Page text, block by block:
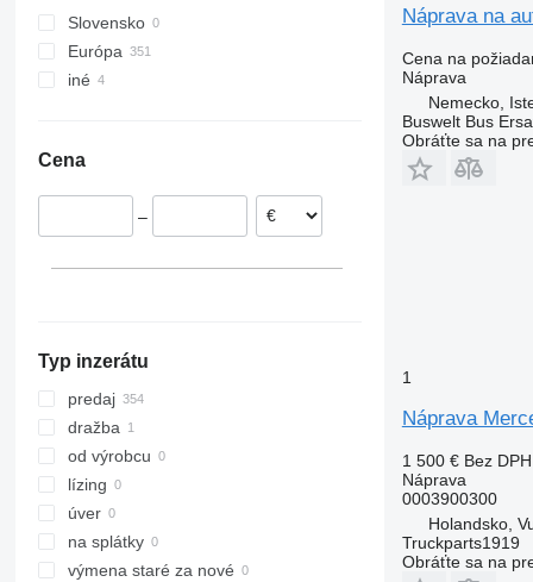
TGXAtego 1823
O350
O550
R-Class
SK
Sprinter
L-series
N-series
VNL
Slovensko
Európa
Belgicko
Rumunsko
iné
Cena
–
Typ inzerátu
predaj
dražba
od výrobcu
lízing
úver
na splátky
výmena staré za nové
Náprava na
Cena na
Náprava
Nemecko,
Buswelt Bus
Obráťte sa na
1
Náprava
1 500 € Bez DPH
Náprava
0003900300
Holandsko,
Truckparts1919
Obráťte sa na